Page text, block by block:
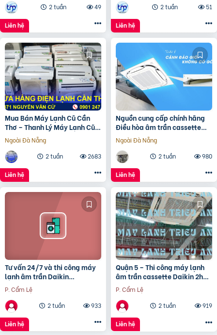
2 tuần
49
Liên hệ
2 tuần
51
Liên hệ
Mua Bán Máy Lạnh Cũ Cần
Thơ – Thanh Lý Máy Lạnh Cũ
Cần Thơ Giá Rẻ đã cập
Ngoài Đà Nẵng
2 tuần
2683
Liên hệ
Nguồn cung cấp chính hãng
Điều hòa âm trần cassette
DAIKIN FCFC40 giá siêu tốt
tại Thủ Đức
Ngoài Đà Nẵng
2 tuần
980
Liên hệ
Tư vấn 24/7 và thi công máy
lạnh âm trần Daikin
FCNQ42MV1 5 ngựa giá rẻ
P. Cẩm Lệ
2 tuần
933
Liên hệ
Quận 5 – Thi công máy lạnh
âm trần cassette Daikin 2hp
trọn gói chất lượng và hiệu
quả
P. Cẩm Lệ
2 tuần
919
Liên hệ